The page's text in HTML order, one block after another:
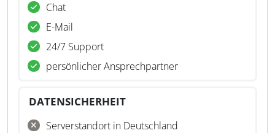
Chat
E-Mail
24/7 Support
persönlicher Ansprechpartner
DATENSICHERHEIT
Serverstandort in Deutschland